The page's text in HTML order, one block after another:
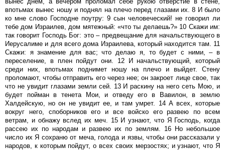
впотьмах вынес ношу и поднял на плечо перед глазами их. 8 И было
ко мне слово Господне поутру: 9 сын человеческий! не говорил ли
тебе дом Израилев, дом мятежный: «что ты делаешь?» 10 Скажи им:
так говорит Господь Бог: это – предвещание для начальствующего в
Иерусалиме и для всего дома Израилева, который находится там. 11
Скажи: я знамение для вас; что делаю я, то будет с ними, – в
переселение, в плен пойдут они. 12 И начальствующий, который
среди них, впотьмах поднимет ношу на плечо и выйдет. Стену
проломают, чтобы отправить его через нее; он закроет лице свое, так
что не увидит глазами земли сей. 13 И раскину на него сеть Мою, и
будет пойман в тенета Мои, и отведу его в Вавилон, в землю
Халдейскую, но он не увидит ее, и там умрет. 14 А всех, которые
вокруг него, споборников его и все войско его развею по всем
ветрам, и обнажу вслед их меч. 15 И узнают, что Я Господь, когда
рассею их по народам и развею их по землям. 16 Но небольшое
число их Я сохраню от меча, голода и язвы, чтобы они рассказали у
народов, к которым пойдут, о всех своих мерзостях; и узнают, что Я